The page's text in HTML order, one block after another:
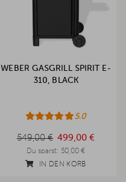
WEBER GASGRILL SPIRIT E-
310, BLACK
5.0
549,00 € 499,00 €
Du sparst: 50,00 €
IN DEN KORB